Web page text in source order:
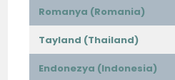
Romanya (Romania)
Tayland (Thailand)
Endonezya (Indonesia)